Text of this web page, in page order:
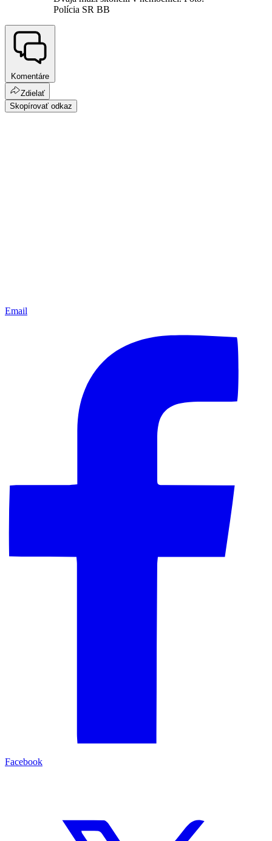
Polícia SR BB
Komentáre
Zdielať
Skopírovať odkaz
Email
Facebook